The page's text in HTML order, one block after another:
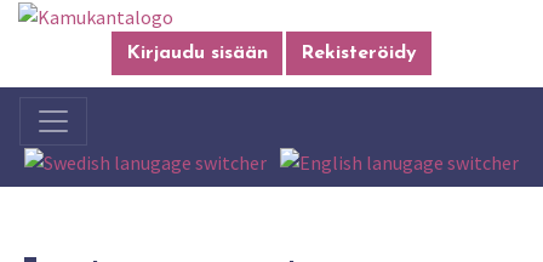
Kirjaudu sisään Rekisteröidy